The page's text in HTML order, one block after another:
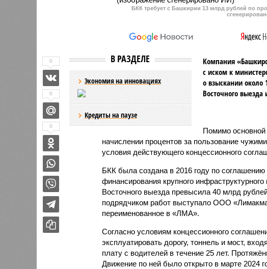
произошел вброс
пользу единоросса
БКК требует с Башкирии 13 млрд рублей по
В РАЗДЕЛЕ
Экономия на инновациях
Кредиты на паузе
Компания
с иском к
о взыскании около
Восточного
Помимо основной
начислении процентов за пользование
условия действующего концессионного
БКК была создана в 2016 году по
финансирования крупного
Восточного выезда превысила 40 млрд
подрядчиком работ выступало ООО
переименованное в «ЛМА».
Согласно условиям концессионного
эксплуатировать дорогу, тоннель и мост,
плату с водителей в течение 25 лет.
Движение по ней было открыто в марте 2024
0
0
0